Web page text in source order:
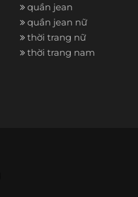
quần jean
quần jean nữ
thời trang nữ
thời trang nam